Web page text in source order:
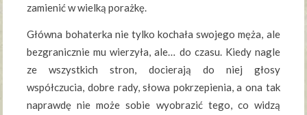
zamienić w wielką porażkę.
Główna bohaterka nie tylko kochała swojego męża, ale
bezgranicznie mu wierzyła, ale… do czasu. Kiedy nagle
ze wszystkich stron, docierają do niej głosy
współczucia, dobre rady, słowa pokrzepienia, a ona tak
naprawdę nie może sobie wyobrazić tego, co widzą